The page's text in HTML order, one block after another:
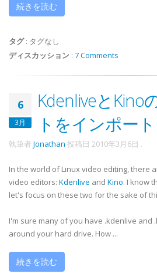
続きを読む
タグ: タグなし
ディスカッション : 7 Comments
6
3月
KdenliveとKino
トをインポート
執筆者 Jonathan 投稿日 2010年3月6日 .
In the world of Linux video editing, there
video editors: Kdenlive and Kino. I know
let's focus on these two for the sake of
I'm sure many of you have .kdenlive and
around your hard drive. How ...
続きを読む